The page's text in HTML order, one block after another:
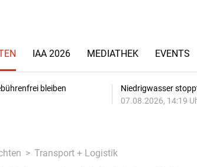
IAA 2026 MEDIATHEK EVENTS
bleiben
Niedrigwasser
07.08.2026, 14:19
Transport + Logistik